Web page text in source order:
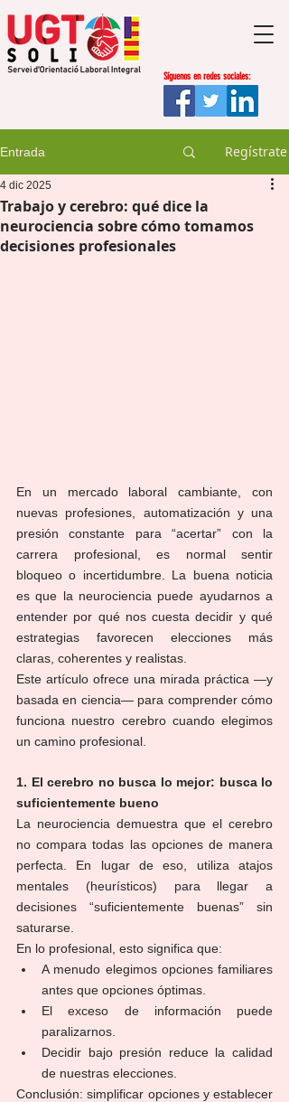
Síguenos en redes sociales:
Entrada Regístrate
Trabajo y cerebro: qué dice la
neurociencia sobre cómo tomamos
decisiones profesionales
4 dic 2025
En un mercado laboral cambiante, con
nuevas profesiones, automatización y una
presión constante para “acertar” con la
carrera profesional, es normal sentir
bloqueo o incertidumbre. La buena noticia
es que la neurociencia puede ayudarnos a
entender por qué nos cuesta decidir y qué
estrategias favorecen elecciones más
claras, coherentes y realistas.
Este artículo ofrece una mirada práctica —y
basada en ciencia— para comprender cómo
funciona nuestro cerebro cuando elegimos
un camino profesional.
1. El cerebro no busca lo mejor: busca lo
suficientemente bueno
La neurociencia demuestra que el cerebro
no compara todas las opciones de manera
perfecta. En lugar de eso, utiliza atajos
mentales (heurísticos) para llegar a
decisiones “suficientemente buenas” sin
saturarse.
En lo profesional, esto significa que:
A menudo elegimos opciones familiares
antes que opciones óptimas.
El exceso de información puede
paralizarnos.
Decidir bajo presión reduce la calidad
de nuestras elecciones.
Conclusión: simplificar opciones y establecer